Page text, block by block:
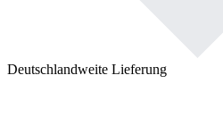
Deutschlandweite Lieferung